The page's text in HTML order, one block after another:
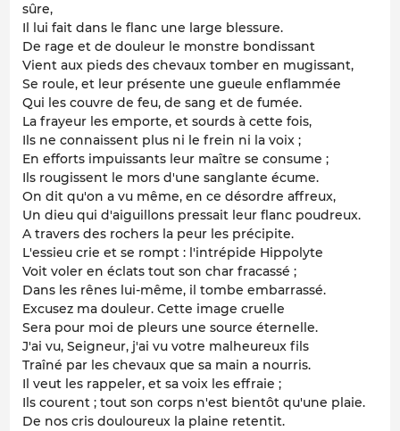
sûre,
Il lui fait dans le flanc une large blessure.
De rage et de douleur le monstre bondissant
Vient aux pieds des chevaux tomber en mugissant,
Se roule, et leur présente une gueule enflammée
Qui les couvre de feu, de sang et de fumée.
La frayeur les emporte, et sourds à cette fois,
Ils ne connaissent plus ni le frein ni la voix ;
En efforts impuissants leur maître se consume ;
Ils rougissent le mors d'une sanglante écume.
On dit qu'on a vu même, en ce désordre affreux,
Un dieu qui d'aiguillons pressait leur flanc poudreux.
A travers des rochers la peur les précipite.
L'essieu crie et se rompt : l'intrépide Hippolyte
Voit voler en éclats tout son char fracassé ;
Dans les rênes lui-même, il tombe embarrassé.
Excusez ma douleur. Cette image cruelle
Sera pour moi de pleurs une source éternelle.
J'ai vu, Seigneur, j'ai vu votre malheureux fils
Traîné par les chevaux que sa main a nourris.
Il veut les rappeler, et sa voix les effraie ;
Ils courent ; tout son corps n'est bientôt qu'une plaie.
De nos cris douloureux la plaine retentit.